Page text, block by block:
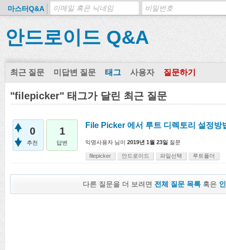
마스터Q&A
안드로이드 Q&A
최근 질문 미답변 질문 태그 사용자 질문하기
"filepicker" 태그가 달린 최근 질문
0
추천
1
답변
File Picker 에서 루트 디렉토리 설정방
익명사용자 님이 2019년 1월 23일 질문
filepicker 안드로이드 파일선택 루트폴더
다른 질문을 더 보려면 전체 질문 목록 혹은